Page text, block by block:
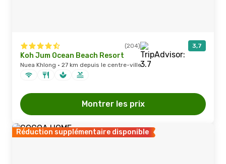
(204) 3,7
Koh Jum Ocean Beach Resort
Nuea Khlong · 27 km depuis le centre-ville
Montrer les prix
Réduction supplémentaire disponible